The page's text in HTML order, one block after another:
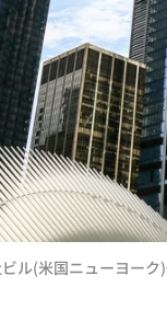
ル(米国ニューヨーク